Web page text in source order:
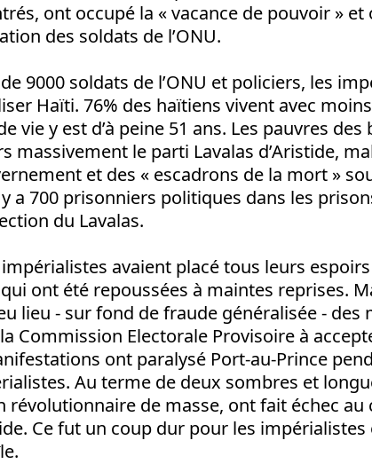
ont occupé la « vacance de pouvoir »
des soldats de l’ONU.
9000 soldats de l’ONU et policiers, les
Haïti. 76% des haïtiens vivent avec
vie y est d’à peine 51 ans. Les pauvres
massivement le parti Lavalas d’Aristide,
et des « escadrons de la mort »
a 700 prisonniers politiques dans les
du Lavalas.
avaient placé tous leurs
ont été repoussées à maintes reprises.
lieu - sur fond de fraude généralisée - des
Commission Electorale Provisoire à
ont paralysé Port-au-Prince
Au terme de deux sombres et
révolutionnaire de masse, ont fait échec au
Ce fut un coup dur pour les impérialistes